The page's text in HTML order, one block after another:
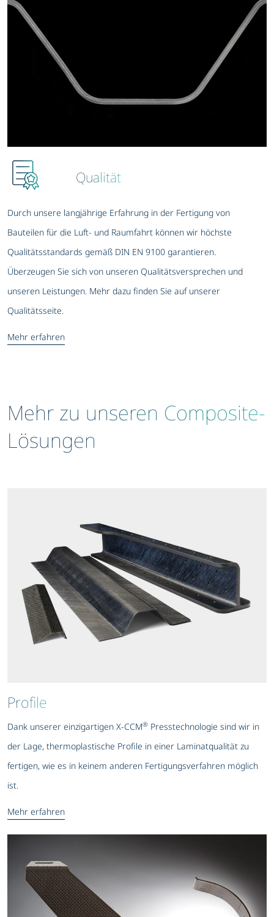
Qualität
Durch unsere langjährige Erfahrung in der Fertigung von
Bauteilen für die Luft- und Raumfahrt können wir höchste
Qualitätsstandards gemäß DIN EN 9100 garantieren.
Überzeugen Sie sich von unseren Qualitätsversprechen und
unseren Leistungen. Mehr dazu finden Sie auf unserer
Qualitätsseite.
Mehr erfahren
Mehr zu unseren Composite-
Lösungen
Profile
Dank unserer einzigartigen X-CCM® Presstechnologie sind wir in
der Lage, thermoplastische Profile in einer Laminatqualität zu
fertigen, wie es in keinem anderen Fertigungsverfahren möglich
ist.
Mehr erfahren